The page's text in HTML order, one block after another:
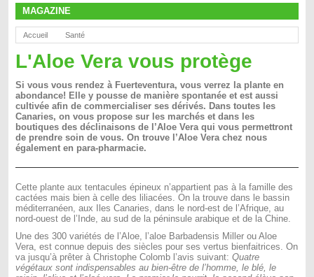
MAGAZINE
Accueil Santé
L'Aloe Vera vous protège
Si vous vous rendez à Fuerteventura, vous verrez la plante en
abondance! Elle y pousse de manière spontanée et est aussi
cultivée afin de commercialiser ses dérivés. Dans toutes les
Canaries, on vous propose sur les marchés et dans les
boutiques des déclinaisons de l’Aloe Vera qui vous permettront
de prendre soin de vous. On trouve l’Aloe Vera chez nous
également en para-pharmacie.
Cette plante aux tentacules épineux n’appartient pas à la famille des
cactées mais bien à celle des liliacées. On la trouve dans le bassin
méditerranéen, aux Iles Canaries, dans le nord-est de l’Afrique, au
nord-ouest de l’Inde, au sud de la péninsule arabique et de la Chine.
Une des 300 variétés de l’Aloe, l’aloe Barbadensis Miller ou Aloe
Vera, est connue depuis des siècles pour ses vertus bienfaitrices. On
va jusqu’à prêter à Christophe Colomb l’avis suivant:Quatre
végétaux sont indispensables au bien-être de l’homme, le blé, le